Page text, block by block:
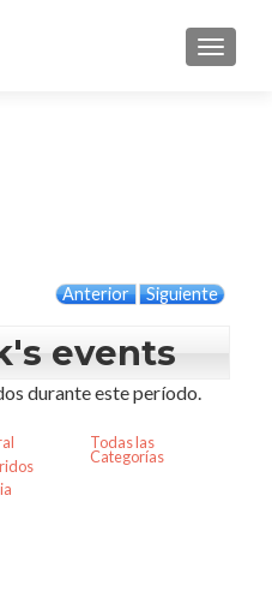
Anterior Siguiente
events
durante este período.
Todas las
Categorías